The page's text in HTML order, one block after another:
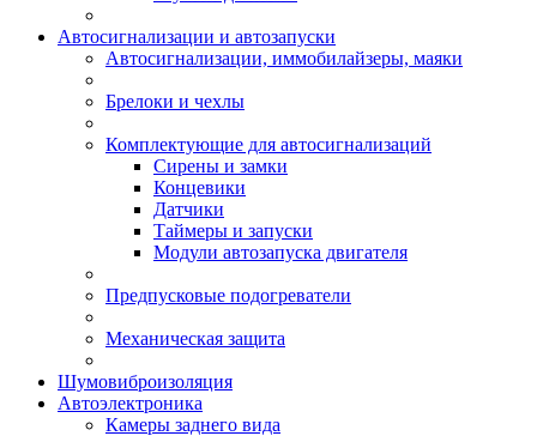
Автосигнализации и автозапуски
Автосигнализации, иммобилайзеры, маяки
Брелоки и чехлы
Комплектующие для автосигнализаций
Сирены и замки
Концевики
Датчики
Таймеры и запуски
Модули автозапуска двигателя
Предпусковые подогреватели
Механическая защита
Шумовиброизоляция
Автоэлектроника
Камеры заднего вида